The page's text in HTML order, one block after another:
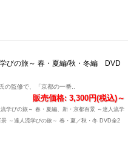
びの旅～ 春・夏編/秋・冬編 DVD
の監修で、「京都の一番..
販売価格: 3,300円(税込)～
学びの旅～ 春・夏編、新・京都百景 ～達人流学
～達人流学びの旅～ 春・夏／秋・冬 DVD全2